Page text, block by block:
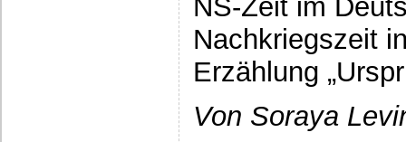
NS-Zeit im
Nachkriegszeit
Erzählung
Von Soraya